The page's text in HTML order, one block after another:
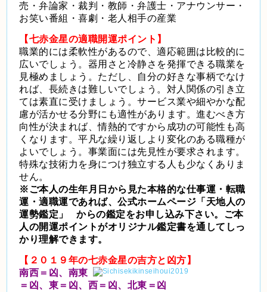
売・弁論家・裁判・教師・弁護士・アナウンサー・
お笑い番組・喜劇・老人相手の産業
【七赤金星の適職開運ポイント】
職業的には柔軟性があるので、適応範囲は比較的に
広いでしょう。器用さと冷静さを発揮できる職業を
見極めましょう。ただし、自分の好きな事柄でなけ
れば、長続きは難しいでしょう。対人関係の引き立
ては素直に受けましょう。サービス業や細やかな配
慮が活かせる分野にも適性があります。進むべき方
向性が決まれば、情熱的ですから成功の可能性も高
くなります。平凡な繰り返しより変化のある職種が
よいでしょう。事業面には先見性が要求されます。
特殊な技術力を身につけ独立する人も少なくありま
せん。
※ご本人の生年月日から見た本格的な仕事運・転職
運・適職運であれば、公式ホームページ「天地人の
運勢鑑定」
からの鑑定をお申し込み下さい。ご本
人の開運ポイントがオリジナル鑑定書を通してしっ
かり理解できます。
【２０１９年の七赤金星の吉方と凶方】
南西＝凶、南東
＝凶、東＝凶、西＝凶、北東＝凶